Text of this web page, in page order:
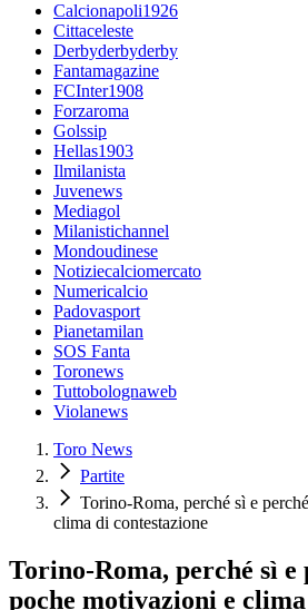
Calcionapoli1926
Cittaceleste
Derbyderbyderby
Fantamagazine
FCInter1908
Forzaroma
Golssip
Hellas1903
Ilmilanista
Juvenews
Mediagol
Milanistichannel
Mondoudinese
Notiziecalciomercato
Numericalcio
Padovasport
Pianetamilan
SOS Fanta
Toronews
Tuttobolognaweb
Violanews
Toro News
Partite
Torino-Roma, perché sì e
clima di contestazione
Torino-Roma, perché sì e
poche motivazioni e